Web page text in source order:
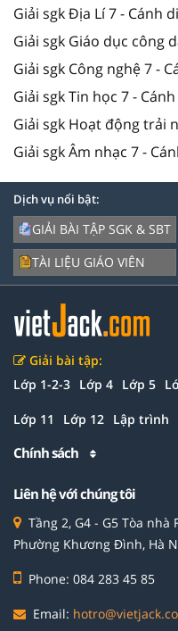
Giải sgk Địa Lí 7 - Cánh
Giải sgk Giáo dục công
Giải sgk Công nghệ 7 -
Giải sgk Tin học 7 -
Giải sgk Hoạt động trải
Giải sgk Âm nhạc 7 -
Dịch vụ nổi bật:
GIẢI BÀI TẬP SGK & SBT
TÀI LIỆU GIÁO VIÊN
Giải bài tập:
Lớp 1-2-3 Lớp 4 Lớp 5
Lớp 11 Lớp 12 Lập trình
Chính sách
Liên hệ với chúng tôi
Tầng 2, G4 - G5 Tòa nhà
Phường Khương Đình, Hà
Phone: 084 283 45 85
Email: